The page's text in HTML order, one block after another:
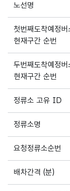
노선명
첫번째도착예정버
현재구간 순번
두번째도착예정버
현재구간 순번
정류소 고유 ID
정류소명
요청정류소순번
배차간격 (분)